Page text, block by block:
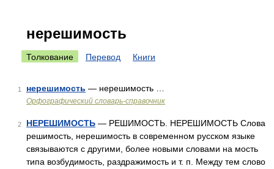
нерешимость
Толкование Перевод Книги
1 нерешимость — нерешимость …
Орфографический словарь-справочник
2 НЕРЕШИМОСТЬ — РЕШИМОСТЬ. НЕРЕШИМОСТЬ Слова
решимость, нерешимость в современном русском языке
связываются с другими, более новыми словами на мость
типа возбудимость, раздражимость и т. п. Между тем слово